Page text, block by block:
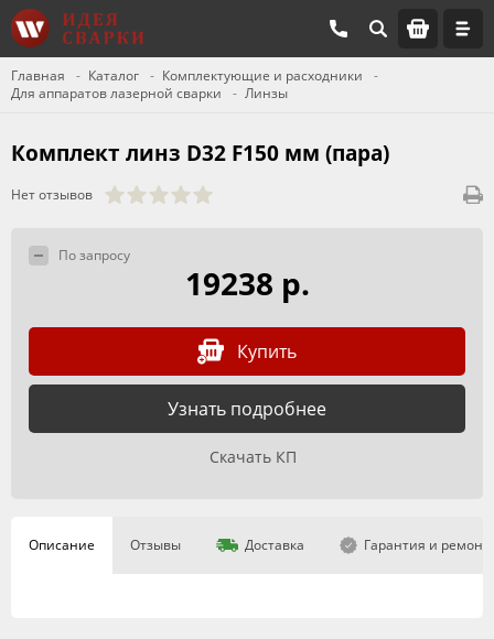
Главная Каталог
Комплектующие и расходники
Для аппаратов лазерной сварки
Линзы
Комплект линз D32 F150 мм (пара)
Нет отзывов
По запросу
19238 р.
Купить
Узнать подробнее
Скачать КП
Описание Отзывы Доставка Гарантия и ремонт